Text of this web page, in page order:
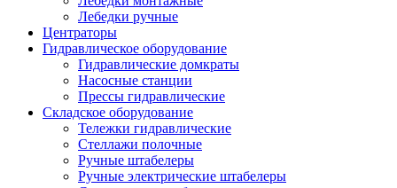
Лебедки ручные
Центраторы
Гидравлическое оборудование
Гидравлические домкраты
Насосные станции
Прессы гидравлические
Складское оборудование
Тележки гидравлические
Cтеллажи полочные
Ручные штабелеры
Ручные электрические штабелеры